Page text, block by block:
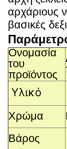
αρχάριους
βασικές
Ονομασία
του
προϊόντος
Υλικό
Χρώμα
Βάρος